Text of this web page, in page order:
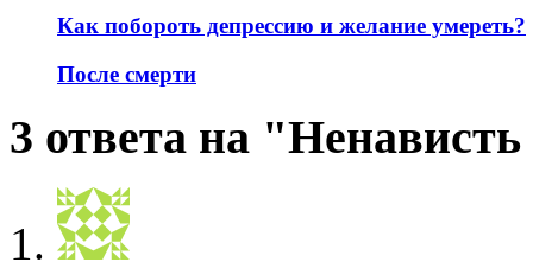
Как побороть депрессию и желание умереть?
После смерти
3 ответа на